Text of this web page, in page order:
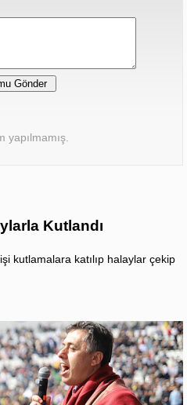
yapılmamış.
Kutlandı
kutlamalara katılıp halaylar çekip